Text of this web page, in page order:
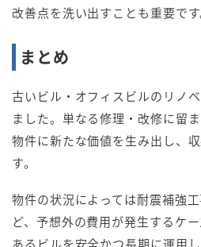
改善点を洗い出すことも重要です
まとめ
古いビル・オフィスビルのリノ
ました。単なる修理・改修に留
物件に新たな価値を生み出し、
す。
物件の状況によっては耐震補強
ど、予想外の費用が発生するケ
あるビルを安全かつ長期に運用